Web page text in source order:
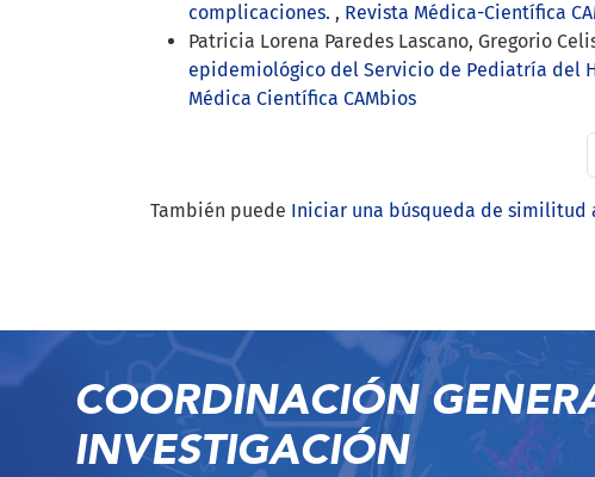
complicaciones. , Revista Médica-Científica
Patricia Lorena Paredes Lascano, Gregorio
epidemiológico del Servicio de Pediatría del
Médica Científica CAMbios
También puede Iniciar una búsqueda de similitud
COORDINACIÓN
INVESTIGACIÓN